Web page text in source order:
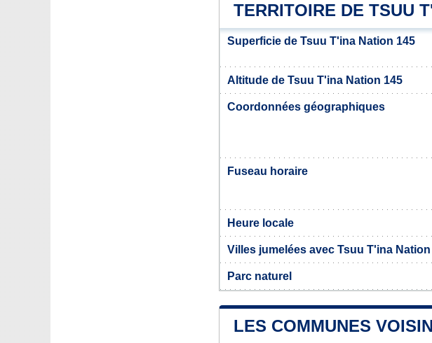
TERRITOIRE DE TSUU
Superficie de Tsuu T'ina Nation 145
Altitude de Tsuu T'ina Nation 145
Coordonnées géographiques
Fuseau horaire
Heure locale
Villes jumelées avec Tsuu T'ina Nation
Parc naturel
LES COMMUNES